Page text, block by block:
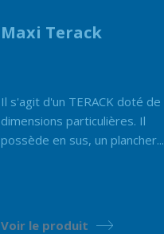
Maxi Terack
Il s'agit d'un TERACK doté de
dimensions particulières. Il
possède en sus, un plancher...
Voir le produit